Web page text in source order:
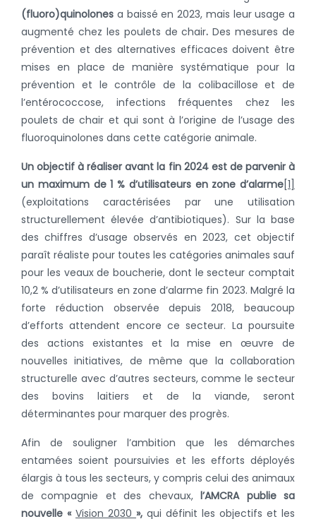
(fluoro)quinolones a baissé en 2023, mais leur usage a
augmenté chez les poulets de chair. Des mesures de
prévention et des alternatives efficaces doivent être
mises en place de manière systématique pour la
prévention et le contrôle de la colibacillose et de
l’entérococcose, infections fréquentes chez les
poulets de chair et qui sont à l’origine de l’usage des
fluoroquinolones dans cette catégorie animale.
Un objectif à réaliser avant la fin 2024 est de parvenir à
un maximum de 1 % d’utilisateurs en zone d’alarme[1]
(exploitations caractérisées par une utilisation
structurellement élevée d’antibiotiques). Sur la base
des chiffres d’usage observés en 2023, cet objectif
paraît réaliste pour toutes les catégories animales sauf
pour les veaux de boucherie, dont le secteur comptait
10,2 % d’utilisateurs en zone d’alarme fin 2023. Malgré la
forte réduction observée depuis 2018, beaucoup
d’efforts attendent encore ce secteur. La poursuite
des actions existantes et la mise en œuvre de
nouvelles initiatives, de même que la collaboration
structurelle avec d’autres secteurs, comme le secteur
des bovins laitiers et de la viande, seront
déterminantes pour marquer des progrès.
Afin de souligner l’ambition que les démarches
entamées soient poursuivies et les efforts déployés
élargis à tous les secteurs, y compris celui des animaux
de compagnie et des chevaux,l’AMCRA publie sa
nouvelle « Vision 2030 », qui définit les objectifs et les